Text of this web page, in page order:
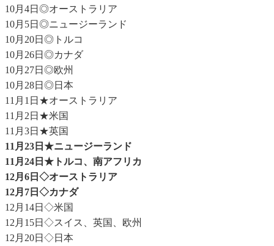
10月4日◎オーストラリア
10月5日◎ニュージーランド
10月20日◎トルコ
10月26日◎カナダ
10月27日◎欧州
10月28日◎日本
11月1日★オーストラリア
11月2日★米国
11月3日★英国
11月23日★ニュージーランド
11月24日★トルコ、南アフリカ
12月6日◇オーストラリア
12月7日◇カナダ
12月14日◇米国
12月15日◇スイス、英国、欧州
12月20日◇日本